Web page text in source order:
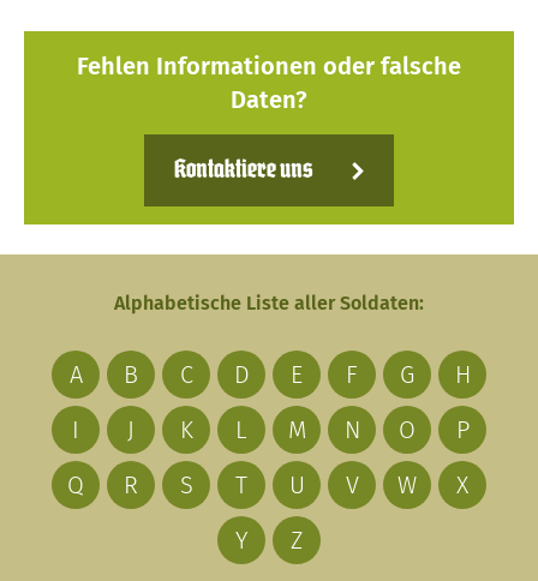
Fehlen Informationen oder falsche
Daten?
Kontaktiere uns
Alphabetische Liste aller Soldaten:
A B C D E F G
H
I
J K L M N O
P
Q
R S T U V W
X
Y
Z